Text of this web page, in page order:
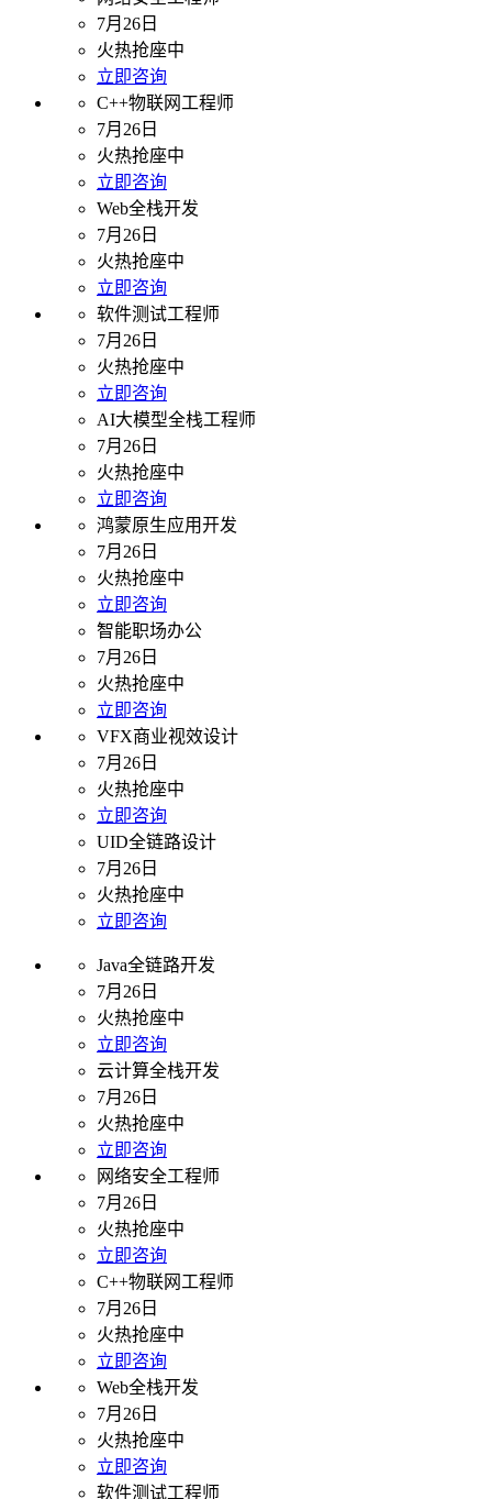
7月26日
火热抢座中
立即咨询
C++物联网工程师
7月26日
火热抢座中
立即咨询
Web全栈开发
7月26日
火热抢座中
立即咨询
软件测试工程师
7月26日
火热抢座中
立即咨询
AI大模型全栈工程师
7月26日
火热抢座中
立即咨询
鸿蒙原生应用开发
7月26日
火热抢座中
立即咨询
智能职场办公
7月26日
火热抢座中
立即咨询
VFX商业视效设计
7月26日
火热抢座中
立即咨询
UID全链路设计
7月26日
火热抢座中
立即咨询
Java全链路开发
7月26日
火热抢座中
立即咨询
云计算全栈开发
7月26日
火热抢座中
立即咨询
网络安全工程师
7月26日
火热抢座中
立即咨询
C++物联网工程师
7月26日
火热抢座中
立即咨询
Web全栈开发
7月26日
火热抢座中
立即咨询
软件测试工程师